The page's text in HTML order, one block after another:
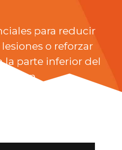
para reducir
o reforzar
la parte inferior del